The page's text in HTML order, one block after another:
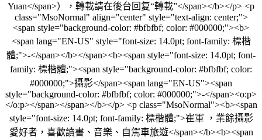
Yuan</span>），轉載請在後台回复“轉載”</span></b></p> <p
class="MsoNormal" align="center" style="text-align: center;">
<span style="background-color: #bfbfbf; color: #000000;"><b>
<span lang="EN-US" style="font-size: 14.0pt; font-family: 標楷
體;">-</span></b></span><b><span style="font-size: 14.0pt; font-
family: 標楷體;"><span style="background-color: #bfbfbf; color:
#000000;">攝影</span><span lang="EN-US"><span
style="background-color: #bfbfbf; color: #000000;">-</span><o:p>
</o:p></span></span></b></p> <p class="MsoNormal"><b><span
style="font-size: 14.0pt; font-family: 標楷體;">崔軍 ，業餘攝影
愛好者，喜歡讀書、音樂、自駕車旅遊</span></b><b><span